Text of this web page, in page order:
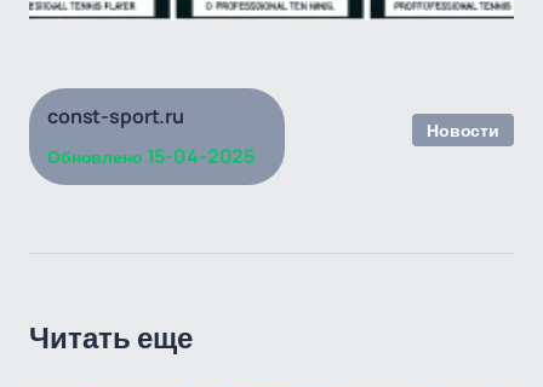
const-sport.ru
Обновлено 15-04-2025
Новости
Читать еще